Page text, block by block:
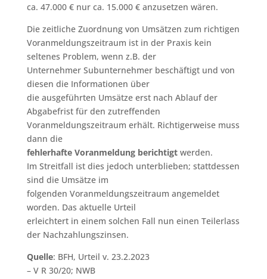
ca. 47.000 € nur ca. 15.000 € anzusetzen wären.
Die zeitliche Zuordnung von Umsätzen zum richtigen
Voranmeldungszeitraum ist in der Praxis kein
seltenes Problem, wenn z.B. der
Unternehmer Subunternehmer beschäftigt und von
diesen die Informationen über
die ausgeführten Umsätze erst nach Ablauf der
Abgabefrist für den zutreffenden
Voranmeldungszeitraum erhält. Richtigerweise muss
dann die
fehlerhafte Voranmeldung berichtigtwerden.
Im Streitfall ist dies jedoch unterblieben; stattdessen
sind die Umsätze im
folgenden Voranmeldungszeitraum angemeldet
worden. Das aktuelle Urteil
erleichtert in einem solchen Fall nun einen Teilerlass
der Nachzahlungszinsen.
Quelle: BFH, Urteil v. 23.2.2023
– V R 30/20; NWB